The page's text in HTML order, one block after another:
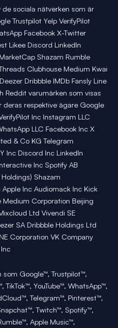
sociala nätverken som är
Trustpilot Yelp VerifyPilot
Facebook X-Twitter
Likee Discord LinkedIn
Shazam Rumble
Clubhouse Medium Kwai
Dribbble IMDb Fansly Line
Reddit varumärken som visas
deras respektive ägare Google
Inc Instagram LLC
LLC Facebook Inc X
& Co KG Telegram
Inc Discord Inc LinkedIn
Inc Spotify AB
Shazam
Inc Audiomack Inc Kick
Corporation Beijing
Ltd Vivendi SE
SA Dribbble Holdings Ltd
Corporation VK Company
som Google™, Trustpilot™,
TikTok™, YouTube™, WhatsApp™,
Telegram™, Pinterest™,
Twitch™, Spotify™,
Apple Music™,